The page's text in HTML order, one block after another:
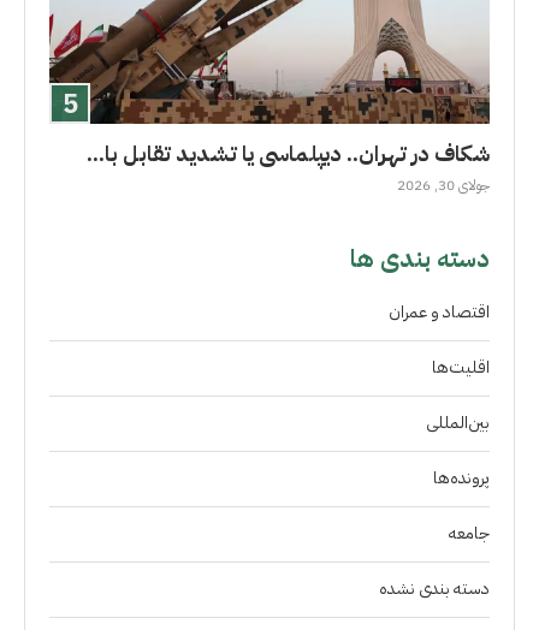
شکاف در تهران.. دیپلماسی یا تشدید تقابل با...
جولای 30, 2026
دسته بندی ها
اقتصاد و عمران
اقلیت‌ها
بین‌المللی
پرونده‌ها
جامعه
دسته بندی نشده